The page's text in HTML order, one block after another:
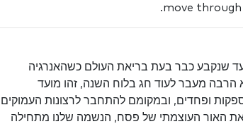
move
טלה) הוא מועד שנקבע כבר בעת בריאת העולם כשהאנרגיה
מעבר לעוד חג בלוח השנה, זהו מועד
ופחדים, ובמקומם להתחבר לרצונות העמוקים
האור העוצמתי של פסח, הנשמה שלנו מתחילה